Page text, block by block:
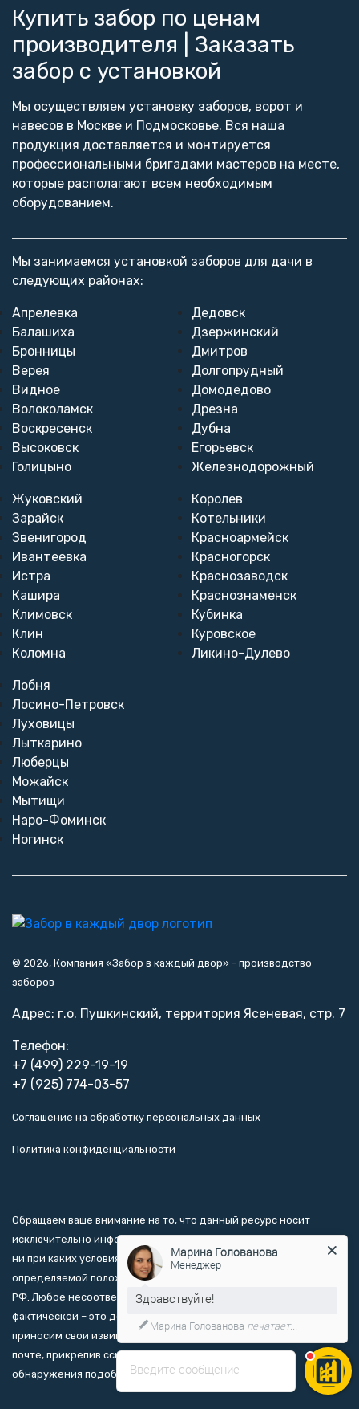
{/ignore}
Купить забор по ценам
производителя | Заказать
забор с установкой
Мы осуществляем установку заборов, ворот и
навесов в Москве и Подмосковье. Вся наша
продукция доставляется и монтируется
профессиональными бригадами мастеров на месте,
которые располагают всем необходимым
оборудованием.
Мы занимаемся установкой заборов для дачи в
следующих районах:
Апрелевка
Балашиха
Бронницы
Верея
Видное
Волоколамск
Воскресенск
Высоковск
Голицыно
Дедовск
Дзержинский
Дмитров
Долгопрудный
Домодедово
Дрезна
Дубна
Егорьевск
Железнодорожный
Жуковский
Зарайск
Звенигород
Ивантеевка
Истра
Кашира
Климовск
Клин
Коломна
Королев
Котельники
Красноармейск
Красногорск
Краснозаводск
Краснознаменск
Кубинка
Куровское
Ликино-Дулево
Лобня
Лосино-Петровск
Луховицы
Лыткарино
Люберцы
Можайск
Мытищи
Наро-Фоминск
Ногинск
© 2026, Компания «Забор в каждый двор» - производство
заборов
Адрес: г.о. Пушкинский, территория Ясеневая, стр. 7
Телефон:
+7 (499) 229-19-19
+7 (925) 774-03-57
Соглашение на обработку персональных данных
Политика конфиденциальности
Обращаем ваше внимание на то, что данный ресурс носит
исключительно информационно-ознакомительный характер, и
ни при каких условиях не является публичной офертой,
определяемой положениями Статьи 437 Гражданского кодекса
РФ. Любое несоответствие информации о товаре на сайте с
фактической – это досадная ошибка, мы заранее за это
приносим свои извинения и просим вас связаться с нами по
почте, прикрепив ссылку и пояснения к ней, в случае
обнаружения подобной ошибки.Введите сообщение
Марина Голованова
Менеджер
Здравствуйте!
Марина Голованова печатает...